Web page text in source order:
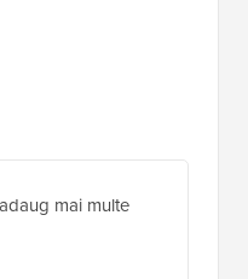
mai multe